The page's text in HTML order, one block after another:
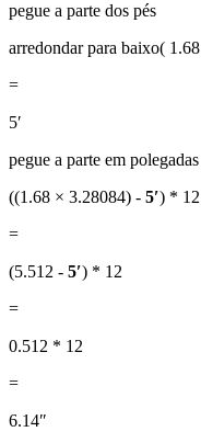
pegue a parte dos pés
arredondar para baixo(
=
5′
pegue a parte em polegadas
((1.68 × 3.28084) - 5′) * 12
=
(5.512 - 5′) * 12
=
0.512 * 12
=
6.14″